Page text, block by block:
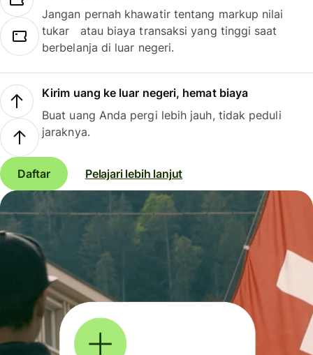
Jangan pernah khawatir tentang markup nilai
tukar atau biaya transaksi yang tinggi saat
berbelanja di luar negeri.
Kirim uang ke luar negeri, hemat biaya
Buat uang Anda pergi lebih jauh, tidak peduli
jaraknya.
Daftar Pelajari lebih lanjut